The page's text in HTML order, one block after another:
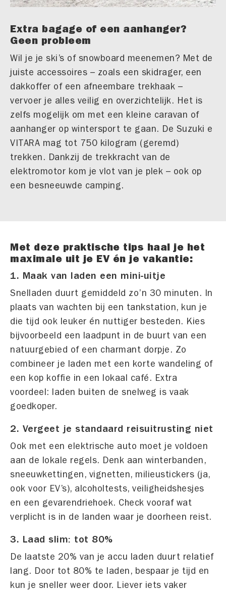
Extra bagage of een aanhanger?
Geen probleem
Wil je je ski’s of snowboard meenemen? Met de
juiste accessoires – zoals een skidrager, een
dakkoffer of een afneembare trekhaak –
vervoer je alles veilig en overzichtelijk. Het is
zelfs mogelijk om met een kleine caravan of
aanhanger op wintersport te gaan. De Suzuki e
VITARA mag tot 750 kilogram (geremd)
trekken. Dankzij de trekkracht van de
elektromotor kom je vlot van je plek – ook op
een besneeuwde camping.
Met deze praktische tips haal je het
maximale uit je EV én je vakantie:
1. Maak van laden een mini-uitje
Snelladen duurt gemiddeld zo’n 30 minuten. In
plaats van wachten bij een tankstation, kun je
die tijd ook leuker én nuttiger besteden. Kies
bijvoorbeeld een laadpunt in de buurt van een
natuurgebied of een charmant dorpje. Zo
combineer je laden met een korte wandeling of
een kop koffie in een lokaal café. Extra
voordeel: laden buiten de snelweg is vaak
goedkoper.
2. Vergeet je standaard reisuitrusting niet
Ook met een elektrische auto moet je voldoen
aan de lokale regels. Denk aan winterbanden,
sneeuwkettingen, vignetten, milieustickers (ja,
ook voor EV’s), alcoholtests, veiligheidshesjes
en een gevarendriehoek. Check vooraf wat
verplicht is in de landen waar je doorheen reist.
3. Laad slim: tot 80%
De laatste 20% van je accu laden duurt relatief
lang. Door tot 80% te laden, bespaar je tijd en
kun je sneller weer door. Liever iets vaker